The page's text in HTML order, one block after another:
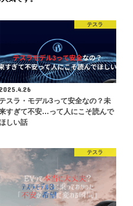
テスラ
2025.4.26
テスラ・モデル3って安全なの？未
すぎて不安…って人にこそ読んで
しい話
テスラ